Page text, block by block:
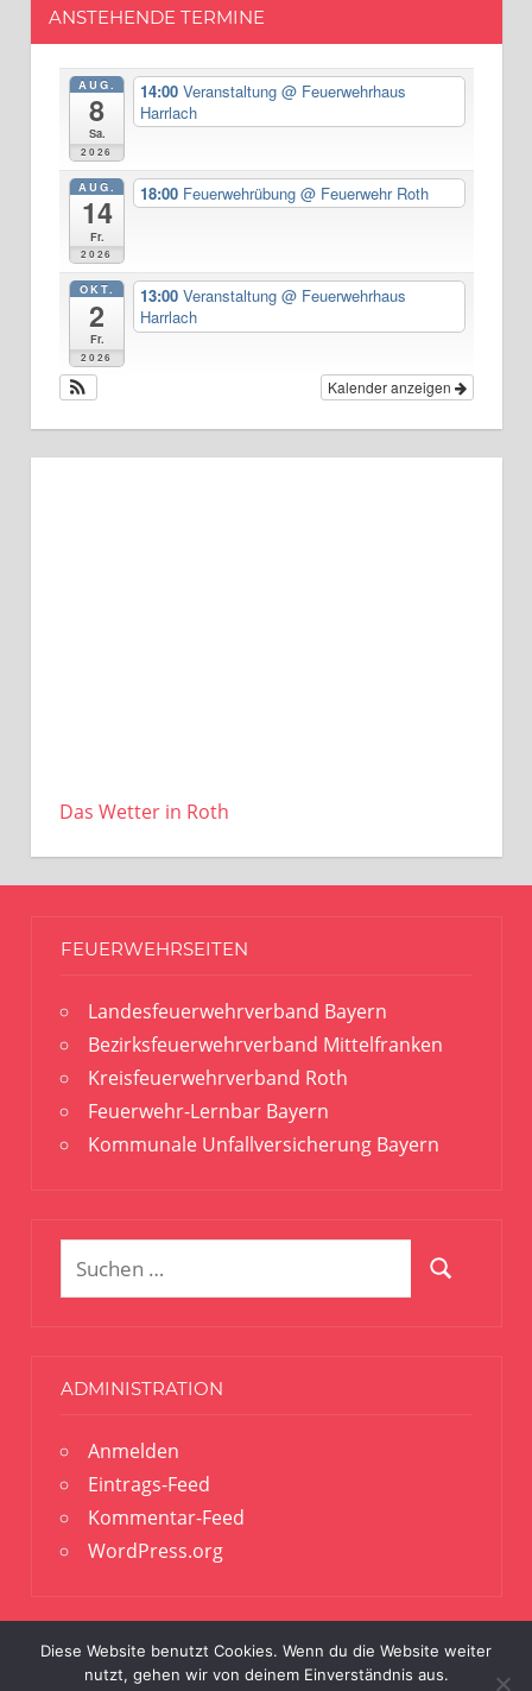
ANSTEHENDE TERMINE
AUG.
8
Sa.
2026
14:00Veranstaltung@ Feuerwehrhaus
Harrlach
AUG.
14
Fr.
2026
18:00 Feuerwehrübung@ Feuerwehr Roth
OKT.
2
Fr.
2026
13:00Veranstaltung@ Feuerwehrhaus
Harrlach
Kalender anzeigen
Das Wetter in Roth
FEUERWEHRSEITEN
Landesfeuerwehrverband Bayern
Bezirksfeuerwehrverband Mittelfranken
Kreisfeuerwehrverband Roth
Feuerwehr-Lernbar Bayern
Kommunale Unfallversicherung Bayern
Suchen
Suchen
ADMINISTRATION
Anmelden
Eintrags-Feed
Kommentar-Feed
WordPress.org
Diese Website benutzt Cookies. Wenn du die Website weiter
nutzt, gehen wir von deinem Einverständnis aus.